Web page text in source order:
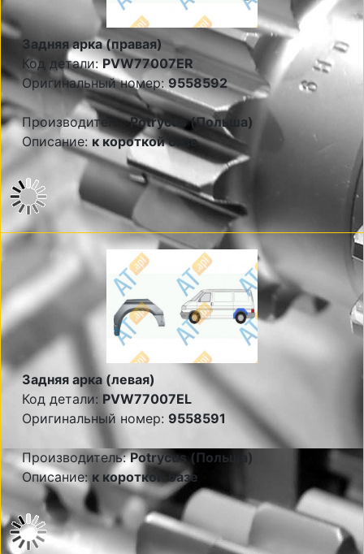
Задняя арка (правая)
Код детали:PVW77007ER
Оригинальный номер:9558592
Производитель:Potrycus (Польша)
Описание: к короткой базе
Задняя арка (левая)
Код детали: PVW77007EL
Оригинальный номер: 9558591
Производитель:Potrycus (Польша)
Описание: к короткой базе